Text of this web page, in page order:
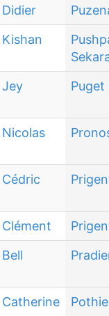
Didier
Kishan
Jey Puget
Nicolas
Cédric
Clément
Bell
Catherine